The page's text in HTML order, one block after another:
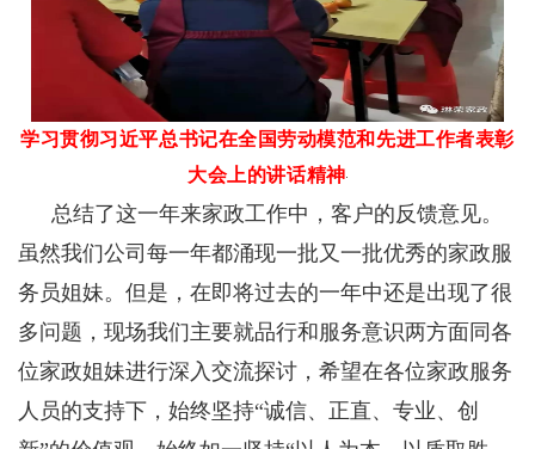
学习贯彻习近平总书记在全国劳动模范和先进工作者表彰
大会上的讲话精神
总结了这一年来家政工作中，客户的反馈意见。
虽然我们公司每一年都涌现一批又一批优秀的家政服
务员姐妹。但是，在即将过去的一年中还是出现了很
多问题，现场我们主要就品行和服务意识两方面同各
位家政姐妹进行深入交流探讨，希望在各位家政服务
人员的支持下，始终坚持“诚信、正直、专业、创